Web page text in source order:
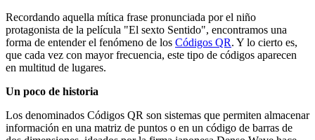
Recordando aquella mítica frase pronunciada por el niño
protagonista de la película "El sexto Sentido", encontramos una
forma de entender el fenómeno de los Códigos QR. Y lo cierto es,
que cada vez con mayor frecuencia, este tipo de códigos aparecen
en multitud de lugares.
Un poco de historia
Los denominados Códigos QR son sistemas que permiten almacenar
información en una matriz de puntos o en un código de barras de